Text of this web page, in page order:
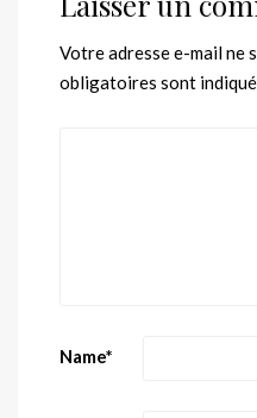
Votre adresse e-mail ne
obligatoires sont
Name*